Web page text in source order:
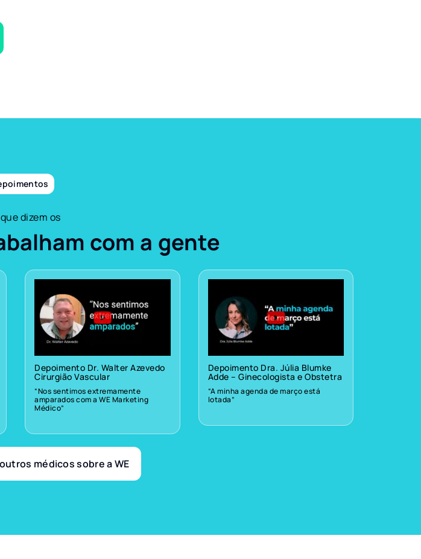
dizem os
com a gente
Depoimento Dr. Walter Azevedo
Cirurgião Vascular
“Nos sentimos extremamente
amparados com a WE Marketing
Médico”
Depoimento Dra. Júlia Blumke
Adde – Ginecologista e Obstetra
“A minha agenda de março está
lotada”
médicos sobre a WE